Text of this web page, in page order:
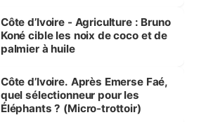
Côte d’Ivoire - Agriculture : Bruno
Koné cible les noix de coco et de
palmier à huile
Côte d’Ivoire. Après Emerse Faé,
quel sélectionneur pour les
Éléphants ? (Micro-trottoir)